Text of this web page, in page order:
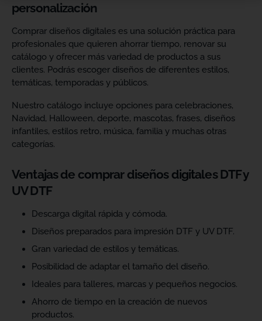
personalización
Comprar diseños digitales es una solución práctica para
profesionales que quieren ahorrar tiempo, renovar su
catálogo y ofrecer más variedad de productos a sus
clientes. Podrás escoger diseños de diferentes estilos,
temáticas, temporadas y públicos.
Nuestro catálogo incluye opciones para celebraciones,
Navidad, Halloween, deporte, mascotas, frases, diseños
infantiles, estilos retro, música, familia y muchas otras
categorías.
Ventajas de comprar diseños digitales DTF y
UV DTF
Descarga digital rápida y cómoda.
Diseños preparados para impresión DTF y UV DTF.
Gran variedad de estilos y temáticas.
Posibilidad de adaptar el tamaño del diseño.
Ideales para talleres, marcas y pequeños negocios.
Ahorro de tiempo en la creación de nuevos
productos.